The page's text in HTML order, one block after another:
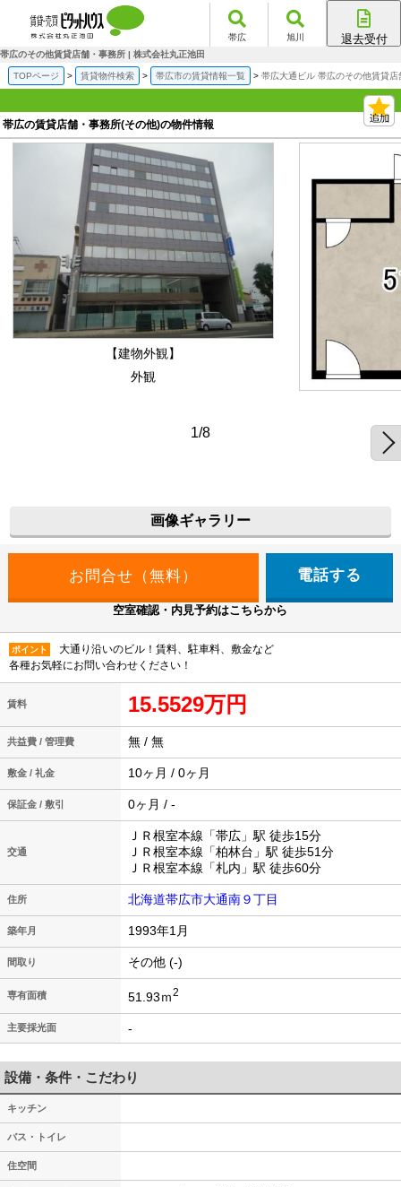
帯広 旭川 退去受付
帯広のその他賃貸店舗・事務所 | 株式会社丸正池田
TOPページ 賃貸物件検索 帯広市の賃貸情報一覧 帯広大通ビル 帯広のその他賃貸店
帯広の賃貸店舗・事務所(その他)の物件情報
【建物外観】
外観
1/8
画像ギャラリー
電話する
空室確認・内見予約はこちらから
ポイント
大通り沿いのビル！賃料、駐車料、敷金など
各種お気軽にお問い合わせください！
賃料 15.5529万円
共益費 / 管理費 無 / 無
敷金 / 礼金 10ヶ月 / 0ヶ月
保証金 / 敷引 0ヶ月 / -
交通
ＪＲ根室本線「帯広」駅 徒歩15分
ＪＲ根室本線「柏林台」駅 徒歩51分
ＪＲ根室本線「札内」駅 徒歩60分
住所 北海道帯広市大通南９丁目
築年月 1993年1月
間取り その他 (-)
専有面積 51.93ｍ2
主要採光面 -
設備・条件・こだわり
キッチン
バス・トイレ
住空間